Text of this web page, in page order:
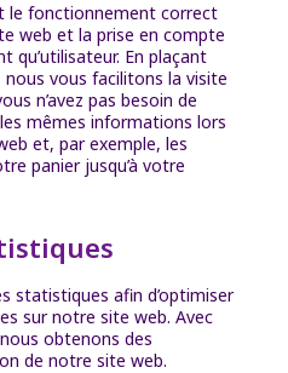
le fonctionnement correct
web et la prise en compte
qu’utilisateur. En plaçant
vous facilitons la visite
n’avez pas besoin de
mêmes informations lors
et, par exemple, les
panier jusqu’à votre
statistiques afin d’optimiser
sur notre site web. Avec
obtenons des
de notre site web.